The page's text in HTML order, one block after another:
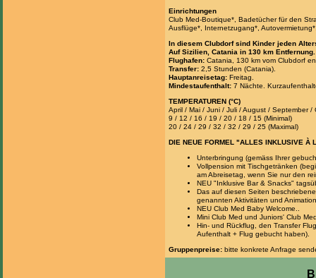
Einrichtungen
Club Med-Boutique*, Badetücher für den
Ausflüge*, Internetzugang*,
In diesem Clubdorf sind Kinder jeden
Auf Sizilien, Catania in 130 km Entfernung.
Flughafen: Catania, 130 km vom Clubdorf
Transfer: 2,5 Stunden (Catania).
Hauptanreisetag: Freitag.
Mindestaufenthalt: 7 Nächte.
TEMPERATUREN (°C)
April / Mai / Juni / Juli / August / September /
9 / 12 / 16 / 19 / 20 / 18 / 15 (Minimal)
20 / 24 / 29 / 32 / 32 / 29 / 25 (Maximal)
DIE NEUE FORMEL "ALLES INKLUSIVE À
Unterbringung (gemäss Ihrer
Vollpension mit Tischgetränken
am Abreisetag, wenn Sie nur den
NEU "Inklusive Bar & Snacks"
Das auf diesen Seiten
genannten Aktivitäten und
NEU Club Med Baby Welcome..
Mini Club Med und Juniors' Club
Hin- und Rückflug, den Transfer
Aufenthalt + Flug gebucht haben).
Gruppenpreise: bitte konkrete Anfrage